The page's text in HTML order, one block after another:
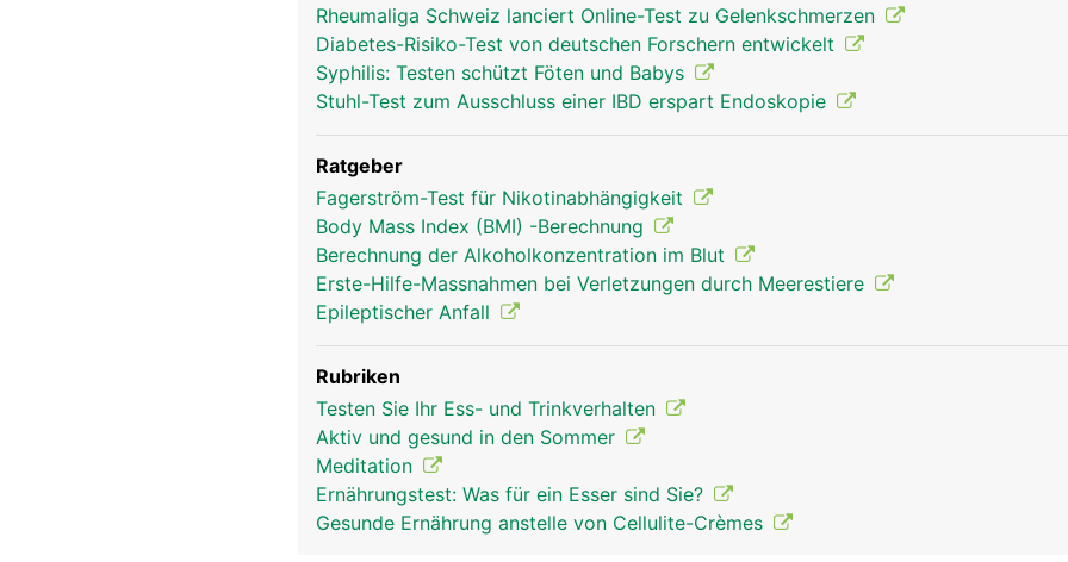
Rheumaliga Schweiz lanciert Online-Test zu Gelenkschmerzen
Diabetes-Risiko-Test von deutschen Forschern entwickelt
Syphilis: Testen schützt Föten und Babys
Stuhl-Test zum Ausschluss einer IBD erspart Endoskopie
Ratgeber
Fagerström-Test für Nikotinabhängigkeit
Body Mass Index (BMI) -Berechnung
Berechnung der Alkoholkonzentration im Blut
Erste-Hilfe-Massnahmen bei Verletzungen durch Meerestiere
Epileptischer Anfall
Rubriken
Testen Sie Ihr Ess- und Trinkverhalten
Aktiv und gesund in den Sommer
Meditation
Ernährungstest: Was für ein Esser sind Sie?
Gesunde Ernährung anstelle von Cellulite-Crèmes